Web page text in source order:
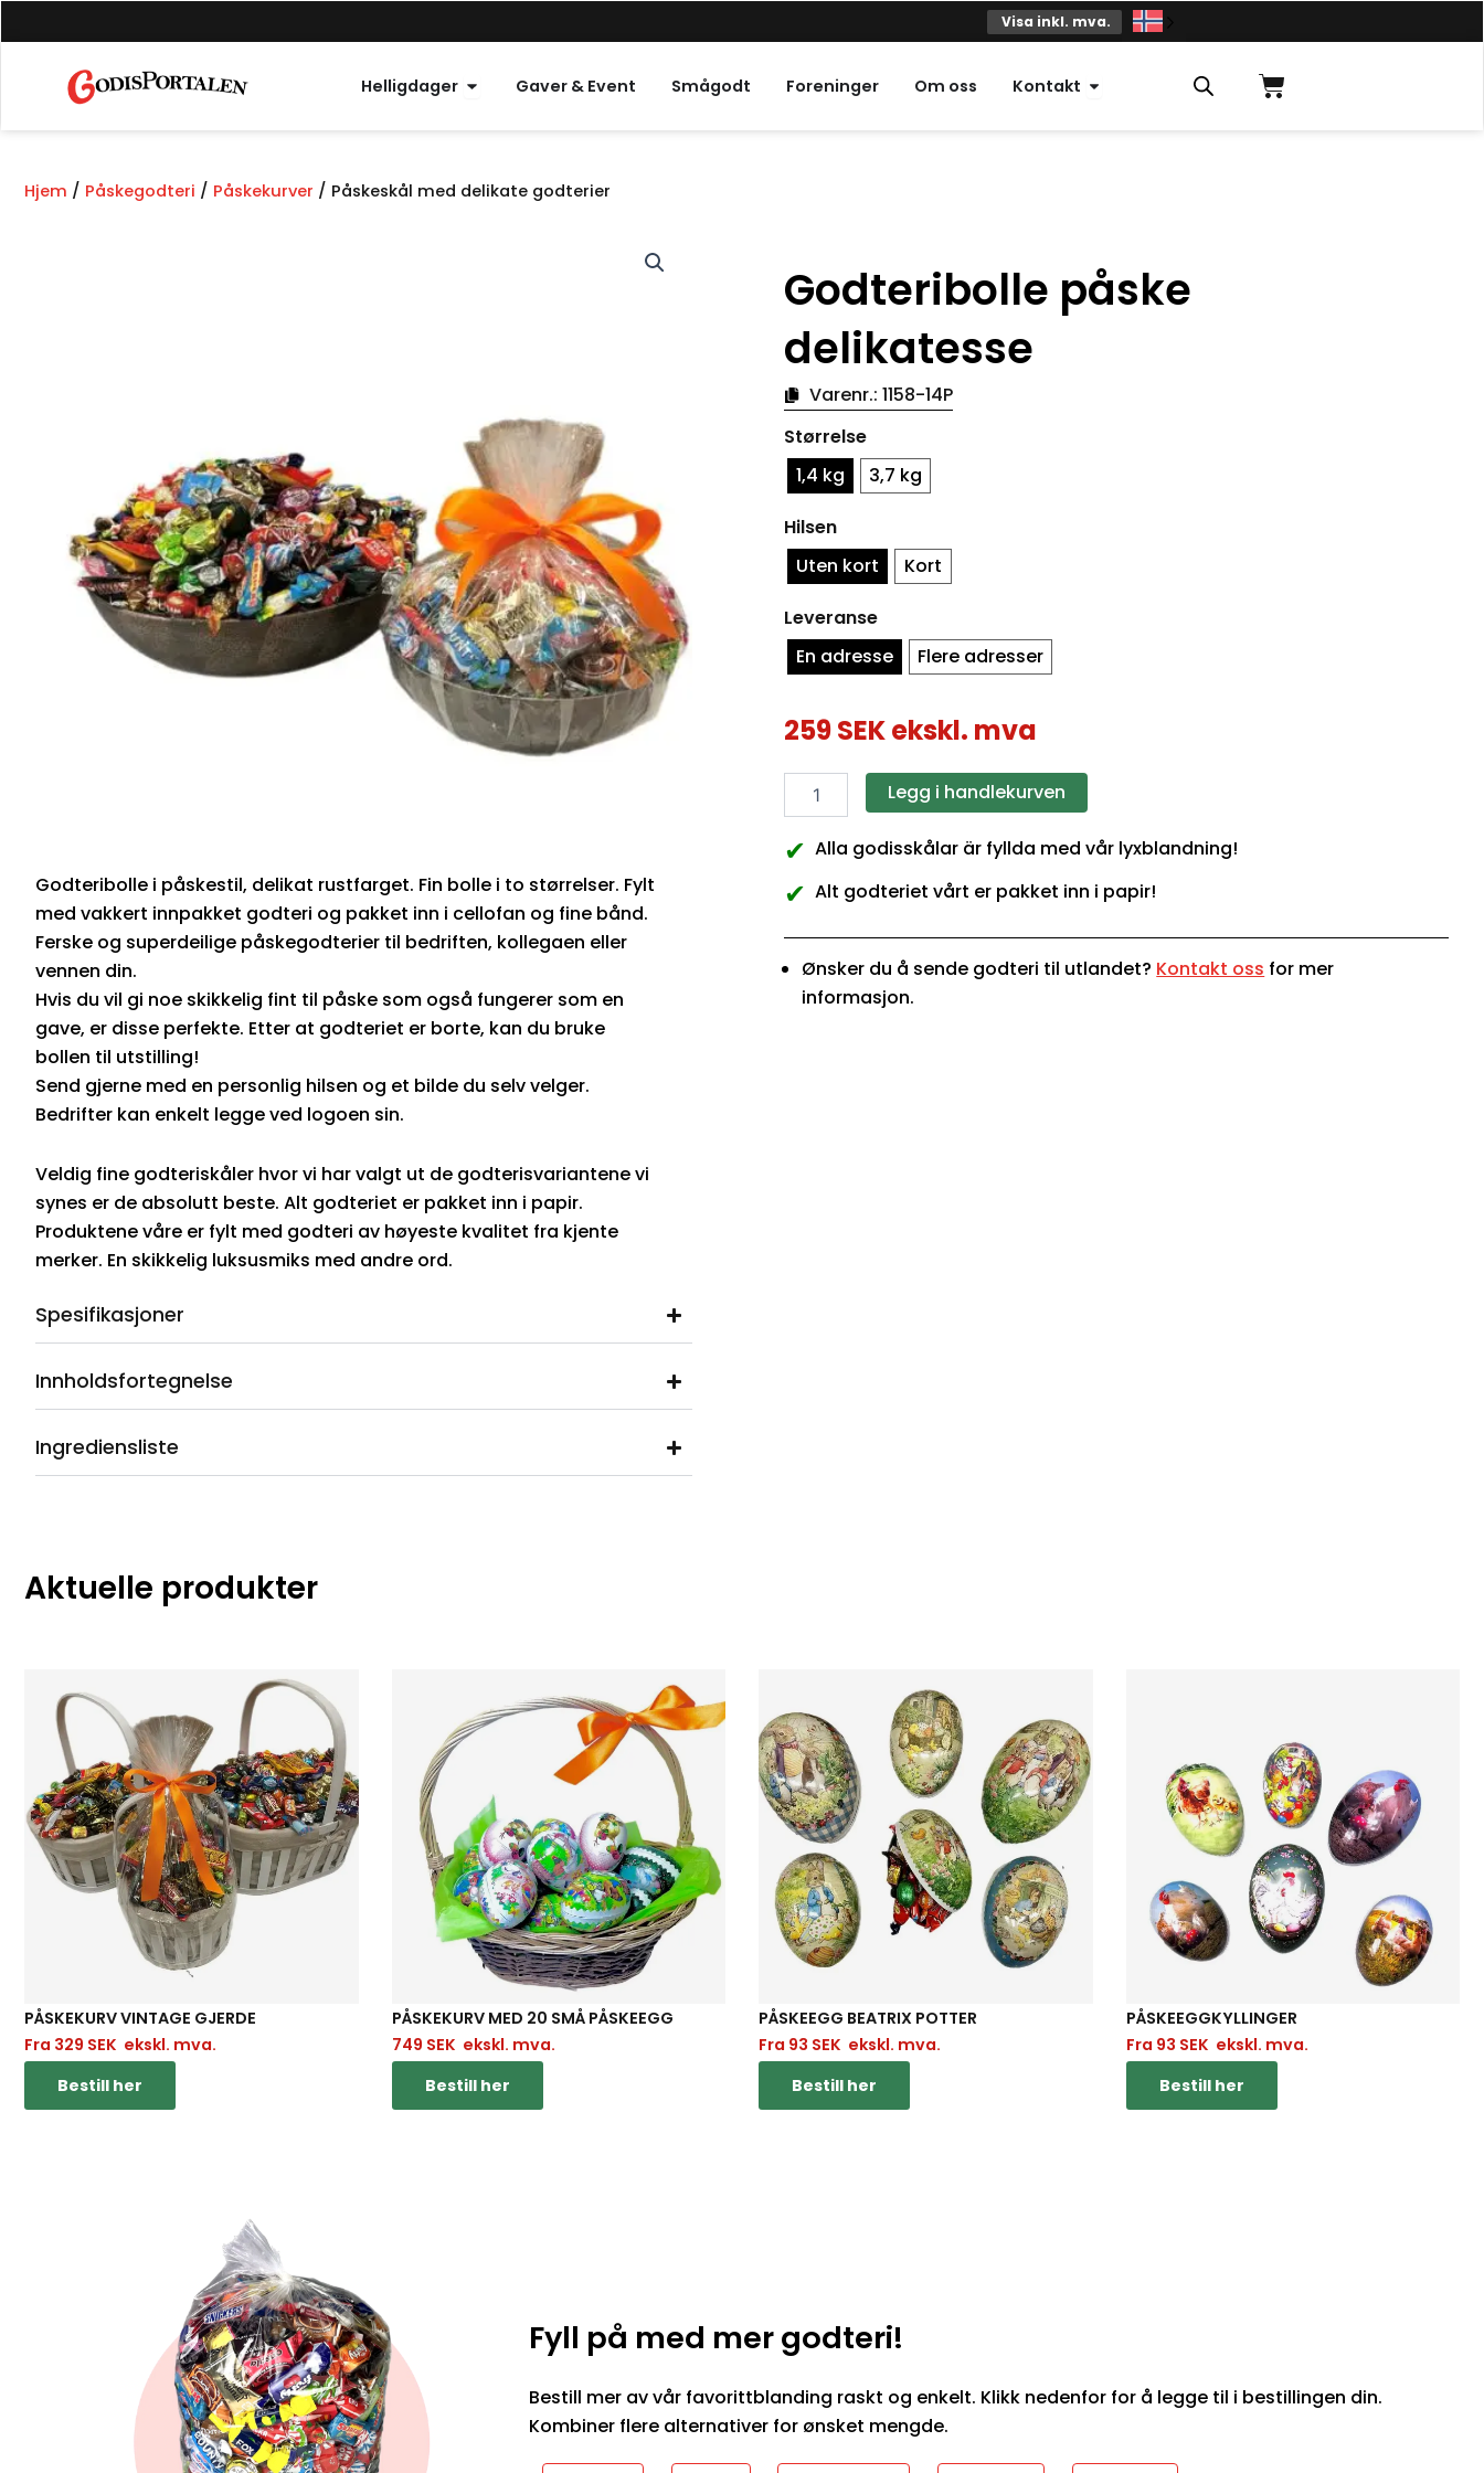
til
Visa inkl. mva.
Helligdager Åpne helligdager
Gaver & Event Smågodt Foreninger Om oss Kontakt Åpne kontakt Handlekurv
Hjem / Påskegodteri / Påskekurver / Påskeskål med delikate godterier
Godteribolle i påskestil, delikat rustfarget. Fin bolle i to størrelser. Fylt
med vakkert innpakket godteri og pakket inn i cellofan og fine bånd.
Ferske og superdeilige påskegodterier til bedriften, kollegaen eller
vennen din.
Hvis du vil gi noe skikkelig fint til påske som også fungerer som en
gave, er disse perfekte. Etter at godteriet er borte, kan du bruke
bollen til utstilling!
Send gjerne med en personlig hilsen og et bilde du selv velger.
Bedrifter kan enkelt legge ved logoen sin.
Veldig fine godteriskåler hvor vi har valgt ut de godterisvariantene vi
synes er de absolutt beste. Alt godteriet er pakket inn i papir.
Produktene våre er fylt med godteri av høyeste kvalitet fra kjente
merker. En skikkelig luksusmiks med andre ord.
Spesifikasjoner
Innholdsfortegnelse
Ingrediensliste
Godteribolle påske
delikatesse
Varenr.: 1158-14P
Størrelse
1,4 kg
3,7 kg
Hilsen
Uten kort
Kort
Leveranse
En adresse
Flere adresser
259SEKekskl. mva
godteriboller
for
påskedelicata
Legg i handlekurven
✔ Alla godisskålar är fyllda med vår lyxblandning!
✔ Alt godteriet vårt er pakket inn i papir!
Ønsker du å sende godteri til utlandet? Kontakt oss for mer
informasjon.
Aktuelle produkter
PÅSKEKURV VINTAGE GJERDE
Fra 329 SEK ekskl. mva.
Bestill her
PÅSKEKURV MED 20 SMÅ PÅSKEEGG
749 SEK ekskl. mva.
Bestill her
PÅSKEEGG BEATRIX POTTER
Fra 93 SEK ekskl. mva.
Bestill her
PÅSKEEGGKYLLINGER
Fra 93 SEK ekskl. mva.
Bestill her
Fyll på med mer godteri!
Bestill mer av vår favorittblanding raskt og enkelt. Klikk nedenfor for å legge til i bestillingen din.
Kombiner flere alternativer for ønsket mengde.